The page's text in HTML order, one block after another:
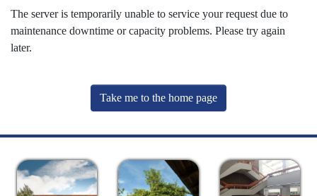
The server is temporarily unable to service your request due to
maintenance downtime or capacity problems. Please try again
later.
Take me to the home page